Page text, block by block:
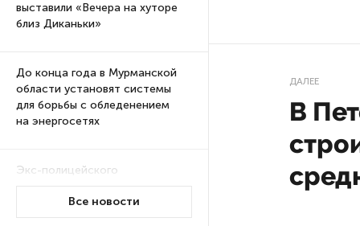
выставили «Вечера на хуторе
близ Диканьки»
До конца года в Мурманской
области установят системы
для борьбы с обледенением
на энергосетях
Экс-полицейского
знакомого в Петербурге 2 года
Все новости
ДАЛЕЕ
В